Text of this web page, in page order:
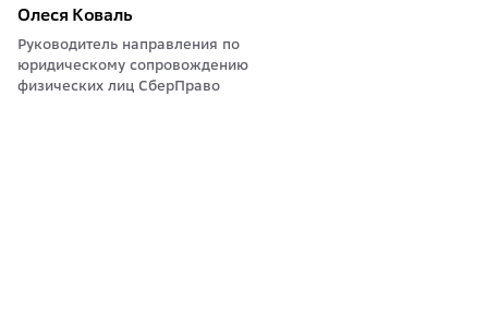
Олеся Коваль
Руководитель направления по
юридическому сопровождению
физических лиц СберПраво